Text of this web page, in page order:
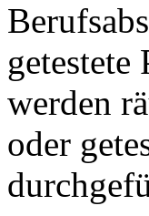
getestete
werden
oder